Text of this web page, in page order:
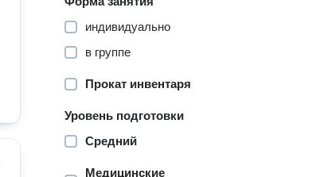
индивидуально
в группе
Прокат инвентаря
Уровень подготовки
Средний
Медицинские